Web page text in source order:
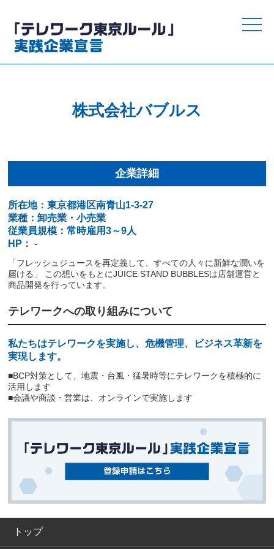
toggle
株式会社バブルス
企業詳細
所在地：東京都港区南青山1-3-27
業種：卸売業・小売業
従業員規模：常時雇用3～9人
HP： -
「フレッシュジュースを再定義して、すべての人々に新鮮な潤いを
届ける」 この想いをもとにJUICE STAND BUBBLESは店舗運営と
商品開発を行っています。
テレワークへの取り組みについて
私たちはテレワークを実施し、危機管理、ビジネス革新を
実現します。
■BCP対策として、地震・台風・猛暑時等にテレワークを積極的に
活用します
■会議や商談・営業は、オンラインで実施します
トップ